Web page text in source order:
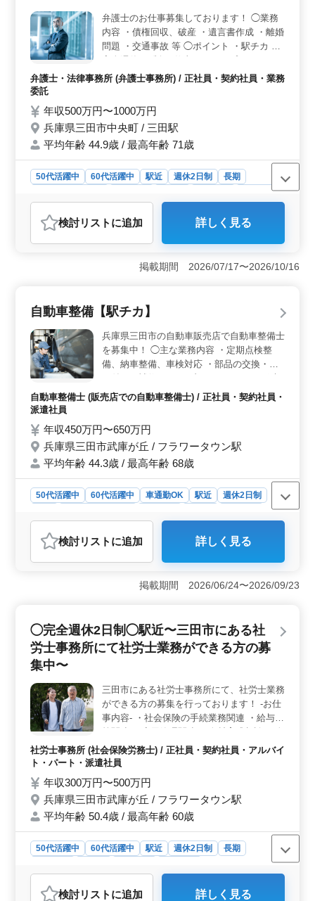
す。経験豊富なシニアの方々と共に働き、技術の向上を
目指しましょう。 ＜日祝お休みでプライベートも充
実＞ 日曜日や祝日もしっかり休めるため、プライベー
トの時間を大切にできます。家族や趣味に時間を充てな
がら、リフレッシュした状態で仕事に臨むことができま
す。
弁護士のお仕事募集しております！ ◯業務
内容 ・債権回収、破産 ・遺言書作成 ・離婚
問題 ・交通事故 等 ◯ポイント ・駅チカ ・
時間も充実出来ます☆ 皆様のご応募お待ち
弁護士・法律事務所 (弁護士事務所) / 正社員・契約社員・業務
委託
年収500万円〜1000万円
兵庫県三田市中央町 / 三田駅
平均年齢 44.9歳 / 最高年齢 71歳
50代活躍中 60代活躍中 駅近 週休2日制
長期
業務委託
おすすめポイント
＜多岐にわたる業務＞ この法律事務所では、債権回収
や破産手続き、遺言書の作成から離婚問題、交通事故な
ど、幅広い法律業務を担当します。様々な案件に携わる
便利です。完全週休2日制で、メリハリをつけた働き方が
可能です。残業はほぼなく、仕事とプライベートのバラ
ンスを取りやすい環境が整っています。自分の時間を大
切にしながら、充実した仕事に取り組むことが可能で
す。 ＜安定した収入と福利厚生＞ 年収500万円〜
1000万円という安定した収入が見込めます。さらに、社
会保険完備や個人受任可能、弁護士費用事務所負担可な
ど、充実した福利厚生が整っています。安心して働きな
がら、将来に向けて着実にキャリアを築いていける環境
です。
検討リスト に追加 詳しく見る
掲載期間 2026/07/17〜2026/10/16
自動車整備【駅チカ】
兵庫県三田市の自動車販売店で自動車整備士
を募集中！ ◯主な業務内容 ・定期点検整
備、納車整備、車検対応 ・部品の交換・取
の整備業務全般 ・オーディオ・ナビ等の取
です。 ベテランメカニックとして培ってき
た技術を、存分に活かせる職場で働きません
か？
自動車整備士 (販売店での自動車整備士) / 正社員・契約社員・
派遣社員
年収450万円〜650万円
兵庫県三田市武庫が丘 / フラワータウン駅
平均年齢 44.3歳 / 最高年齢 68歳
50代活躍中 60代活躍中 車通勤OK 駅近
週休2日制
おすすめポイント
＜豊富な技術を活かせる職場＞ 車検や定期点検から部
品交換、オーディオ取り付けまで幅広い業務を担当で
き、今までの経験や技術を存分に発揮できる環境です。
働きやすい条件と待遇＞ 駅から近く、マイカー通勤も
可能なため、通勤面での選択肢が広がります。また、残
業は月10時間程度と少なく、ワークライフバランスを重
視したい方にぴったりです。 ＜シニア世代も活躍中
＞ 50代、60代のシニア世代が多く活躍している職場で
す。年齢を問わず、経験豊富なメカニックとしての技術
が評価されるため、長年の経験を活かした働き方が可能
です。
検討リスト に追加 詳しく見る
掲載期間 2026/06/24〜2026/09/23
◯完全週休2日制◯駅近〜三田市にある社
労士事務所にて社労士業務ができる方の募
集中〜
三田市にある社労士事務所にて、社労士業務
ができる方の募集を行っております！ -お仕
事内容- ・社会保険の手続業務関連 ・給与計
算関連 ・雇用管理関連 ・人材育成相談 ・人
材制度制定 ・労務トラブル対応 ・就業規則
作成 ・助成金業務 ◯備考◯ ・完全週休2日
採用実績あり 50代以上のベテラン層の採用
活動、現在積極的に行っております☆ ご要
望に応じた回答をを作ることに努めておりま
す！ まずお気軽にお問い合わせください♪
社労士事務所 (社会保険労務士) / 正社員・契約社員・アルバイ
ト・パート・派遣社員
年収300万円〜500万円
兵庫県三田市武庫が丘 / フラワータウン駅
平均年齢 50.4歳 / 最高年齢 60歳
50代活躍中 60代活躍中 駅近 週休2日制
長期
社労士事務所
検討リスト に追加 詳しく見る